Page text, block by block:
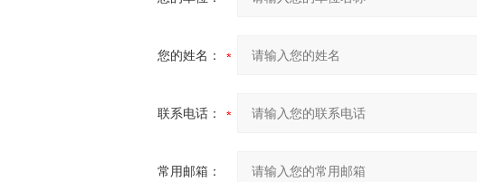
您的姓名：
联系电话：
常用邮箱：